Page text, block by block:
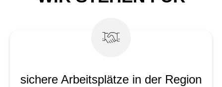
sichere Arbeits­plätze in der Region